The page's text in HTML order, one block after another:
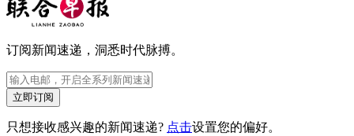
订阅新闻速递，洞悉时代脉搏。
立即订阅
只想接收感兴趣的新闻速递? 点击设置您的偏好。